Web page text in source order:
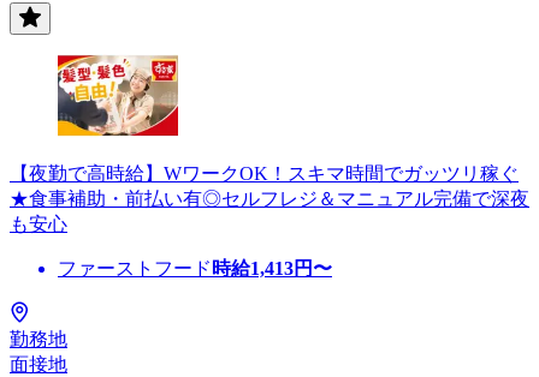
【夜勤で高時給】WワークOK！スキマ時間でガッツリ稼ぐ
★食事補助・前払い有◎セルフレジ＆マニュアル完備で深夜
も安心
ファーストフード 時給1,413円〜
勤務地
面接地